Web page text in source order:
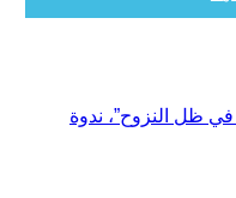
في ظل النزوح”، ندوة